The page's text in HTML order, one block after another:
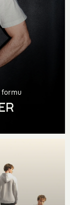
formu